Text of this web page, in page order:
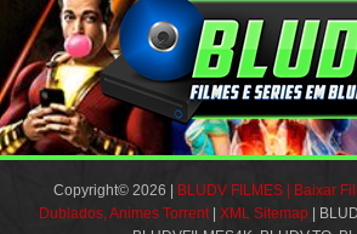
Copyright© 2026 |
BLUDV FILMES | Baixar
Dublados, Animes Torrent| XML Sitemap |